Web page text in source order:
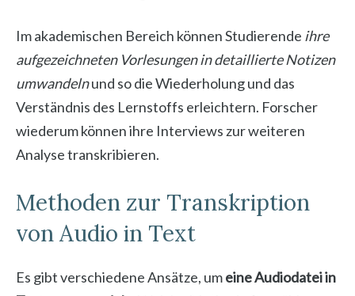
Im akademischen Bereich können Studierende ihre
aufgezeichneten Vorlesungen in detaillierte Notizen
umwandelnund so die Wiederholung und das
Verständnis des Lernstoffs erleichtern. Forscher
wiederum können ihre Interviews zur weiteren
Analyse transkribieren.
Methoden zur Transkription
von Audio in Text
Es gibt verschiedene Ansätze, umeine Audiodatei in